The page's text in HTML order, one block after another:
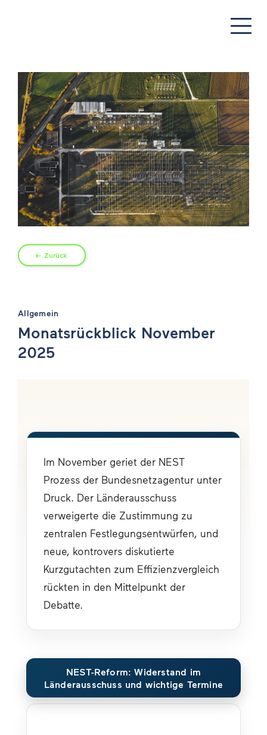
Zurück
Allgemein
Monatsrückblick November
2025
Im November geriet der NEST
Prozess der Bundesnetzagentur unter
Druck. Der Länderausschuss
verweigerte die Zustimmung zu
zentralen Festlegungsentwürfen, und
neue, kontrovers diskutierte
Kurzgutachten zum Effizienzvergleich
rückten in den Mittelpunkt der
Debatte.
NEST-Reform: Widerstand im
Länderausschuss und wichtige Termine